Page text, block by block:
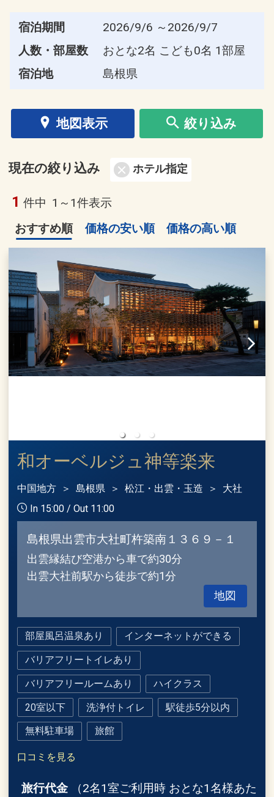
宿泊期間
2026/9/6 ～2026/9/7
人数・部屋数
おとな2名 こども0名 1部屋
宿泊地
島根県
地図表示 絞り込み
現在の絞り込み ホテル指定
1 件中 1～1件表示
おすすめ順
価格の安い順 価格の高い順
和オーベルジュ神等楽来
中国地方 島根県 松江・出雲・玉造
大社
In 15:00 / Out 11:00
島根県出雲市大社町杵築南１３６９－１
出雲縁結び空港から車で約30分
出雲大社前駅から徒歩で約1分
地図
部屋風呂温泉あり インターネットができる
バリアフリートイレあり
バリアフリールームあり ハイクラス
20室以下 洗浄付トイレ 駅徒歩5分以内
無料駐車場 旅館
口コミを見る
旅行代金
（2名1室ご利用時 おとな1名様あた